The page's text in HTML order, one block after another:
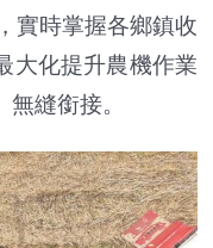
實時掌握各鄉鎮收
大化提升農機作業
縫銜接。